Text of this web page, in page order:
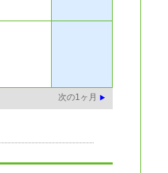
次の1ヶ月